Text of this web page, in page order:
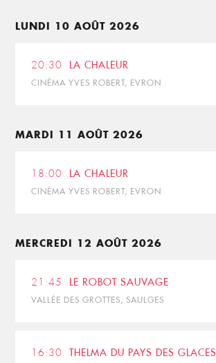
LUNDI 10 AOÛT 2026
20:30 LA CHALEUR
CINÉMA YVES ROBERT, EVRON
MARDI 11 AOÛT 2026
18:00 LA CHALEUR
CINÉMA YVES ROBERT, EVRON
MERCREDI 12 AOÛT 2026
21:45 LE ROBOT SAUVAGE
VALLÉE DES GROTTES, SAULGES
16:30 THELMA DU PAYS DES GLACES